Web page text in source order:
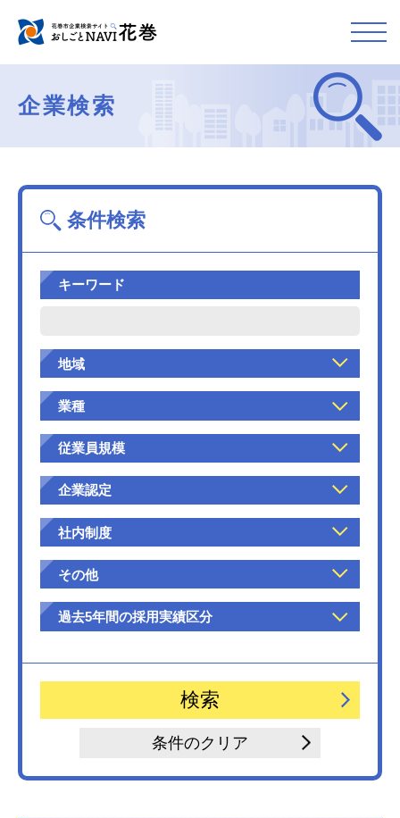
企業検索
条件検索
キーワード
地域
業種
従業員規模
企業認定
社内制度
その他
過去5年間の採用実績区分
条件のクリア